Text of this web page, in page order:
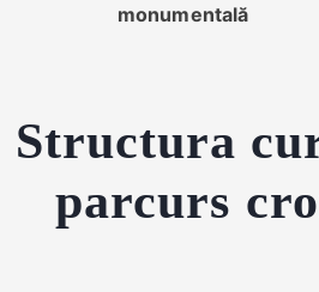
monumentală
Structura
parcurs